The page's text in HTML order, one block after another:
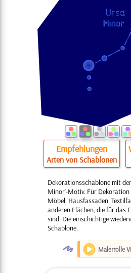
Empfehlungen
Arten von Schablonen
Dekorationsschablone mit
Minor'-Motiv. Für Dekoration
Möbel, Hausfassaden,
anderen Flächen, die für das
sind. Die einschichtige
Schablone.
O Malerrolle